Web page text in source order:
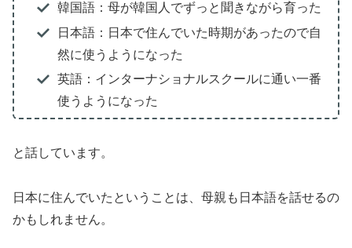
韓国語：母が韓国人でずっと聞きながら育った
日本語：日本で住んでいた時期があったので自
然に使うようになった
英語：インターナショナルスクールに通い一番
使うようになった
と話しています。
日本に住んでいたということは、母親も日本語を話せるの
かもしれません。